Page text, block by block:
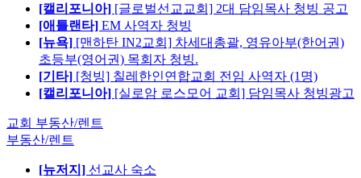
[캘리포니아] [글로벌선교교회] 2대 담임목사 청빙 공고
[애틀랜타] EM 사역자 청빙
[뉴욕] [맨하탄 IN2교회] 차세대총괄, 영유아부(한어권)
초등부(영어권) 목회자 청빙.
[기타] [청빙] 칠레한인연합교회 전임 사역자 (1명)
[캘리포니아] [실로암 로스모어 교회] 담임목사 청빙광고
교회 부동산/렌트
부동산/렌트
[뉴저지] 선교사 숙소